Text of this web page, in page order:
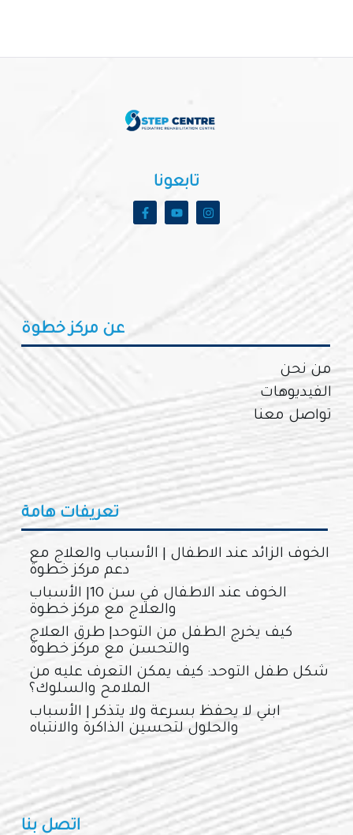
تابعونا
عن مركز خطوة
من نحن
الفيديوهات
تواصل معنا
تعريفات هامة
الخوف الزائد عند الاطفال | الأسباب والعلاج مع
دعم مركز خطوة
الخوف عند الاطفال في سن 10| الأسباب
والعلاج مع مركز خطوة
كيف يخرج الطفل من التوحد| طرق العلاج
والتحسن مع مركز خطوة
شكل طفل التوحد: كيف يمكن التعرف عليه من
الملامح والسلوك؟
ابني لا يحفظ بسرعة ولا يتذكر | الأسباب
والحلول لتحسين الذاكرة والانتباه
اتصل بنا